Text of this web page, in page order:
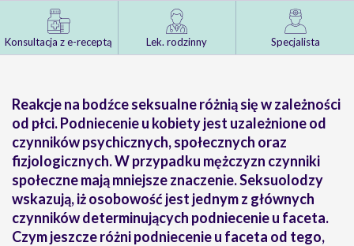
Konsultacja z e-receptą Lek. rodzinny Specjalista
Reakcje na bodźce seksualne różnią się w zależności
od płci. Podniecenie u kobiety jest uzależnione od
czynników psychicznych, społecznych oraz
fizjologicznych. W przypadku mężczyzn czynniki
społeczne mają mniejsze znaczenie. Seksuolodzy
wskazują, iż osobowość jest jednym z głównych
czynników determinujących podniecenie u faceta.
Czym jeszcze różni podniecenie u faceta od tego,